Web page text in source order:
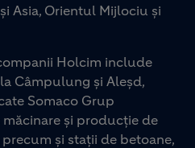
Asia, Orientul Mijlociu și
Holcim include
Câmpulung și Aleșd,
Somaco Grup
și producție de
și stații de betoane,